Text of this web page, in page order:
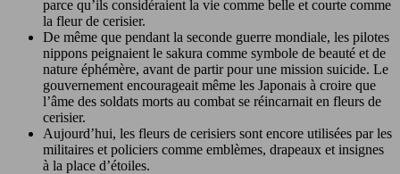
parce qu’ils considéraient la vie comme belle et courte comme
la fleur de cerisier.
De même que pendant la seconde guerre mondiale, les pilotes
nippons peignaient le sakura comme symbole de beauté et de
nature éphémère, avant de partir pour une mission suicide. Le
gouvernement encourageait même les Japonais à croire que
l’âme des soldats morts au combat se réincarnait en fleurs de
cerisier.
Aujourd’hui, les fleurs de cerisiers sont encore utilisées par les
militaires et policiers comme emblèmes, drapeaux et insignes
à la place d’étoiles.